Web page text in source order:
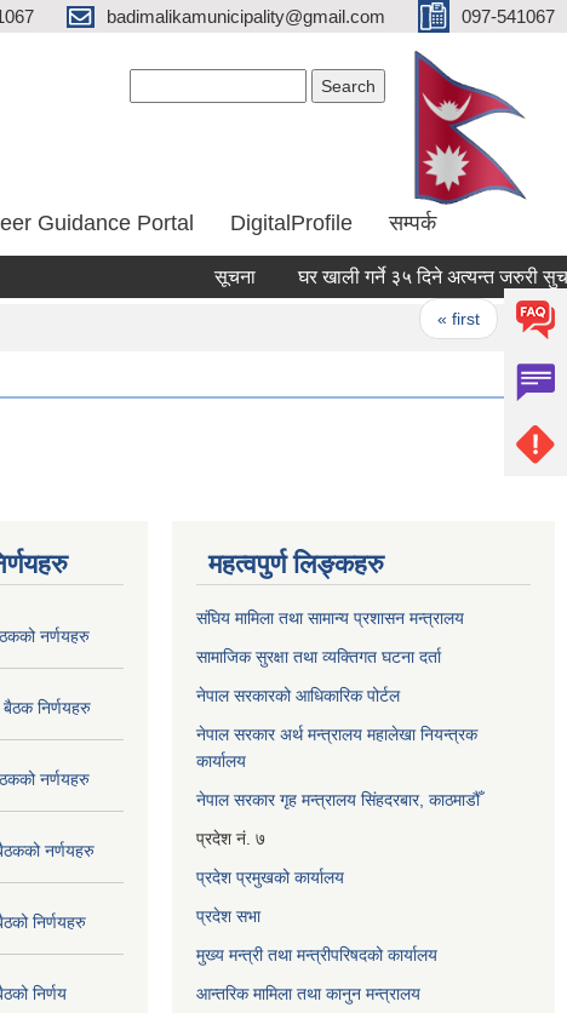
badimalikamunicipality@gmail.com 097-541067
Guidance Portal DigitalProfile सम्पर्क
सूचना घर खाली गर्ने ३५ दिने अत्यन्त जरुरी सुचना
« first ‹
नर्णयहरु
निर्णयहरु
नर्णयहरु
नर्णयहरु
निर्णयहरु
निर्णय
महत्वपुर्ण लिङ्कहरु
संघिय मामिला तथा सामान्य प्रशासन मन्त्रालय
सामाजिक सुरक्षा तथा व्यक्तिगत घटना दर्ता
नेपाल सरकारको आधिकारिक पोर्टल
नेपाल सरकार अर्थ मन्त्रालय महालेखा नियन्त्रक
कार्यालय
नेपाल सरकार गृह मन्त्रालय सिंहदरबार, काठमाडौँ
प्रदेश नं. ७
प्रदेश प्रमुखको कार्यालय
प्रदेश सभा
मुख्य मन्त्री तथा मन्त्रीपरिषदको कार्यालय
आन्तरिक मामिला तथा कानुन मन्त्रालय